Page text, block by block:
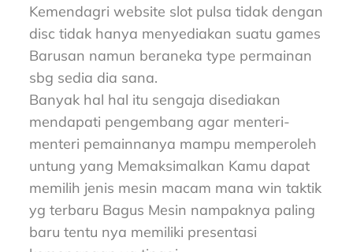
Kemendagri website slot pulsa tidak dengan
disc tidak hanya menyediakan suatu games
Barusan namun beraneka type permainan
sbg sedia dia sana.
Banyak hal hal itu sengaja disediakan
mendapati pengembang agar menteri-
menteri pemainnanya mampu memperoleh
untung yang Memaksimalkan Kamu dapat
memilih jenis mesin macam mana win taktik
yg terbaru Bagus Mesin nampaknya paling
baru tentu nya memiliki presentasi